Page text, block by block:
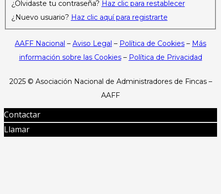
¿Olvidaste tu contraseña? Haz clic para restablecer
¿Nuevo usuario? Haz clic aquí para registrarte
AAFF Nacional – Aviso Legal – Política de Cookies – Más
información sobre las Cookies– Política de Privacidad
2025 © Asociación Nacional de Administradores de Fincas –
AAFF
Contactar
Llamar